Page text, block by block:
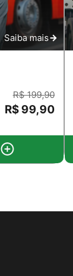
Saiba mais
R$ 199,90
R$ 99,90